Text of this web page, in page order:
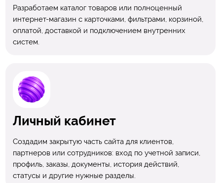
Разработаем каталог товаров или полноценный
интернет-магазин с карточками, фильтрами, корзиной,
оплатой, доставкой и подключением внутренних
систем.
Личный кабинет
Создадим закрытую часть сайта для клиентов,
партнеров или сотрудников: вход по учетной записи,
профиль, заказы, документы, история действий,
статусы и другие нужные разделы.